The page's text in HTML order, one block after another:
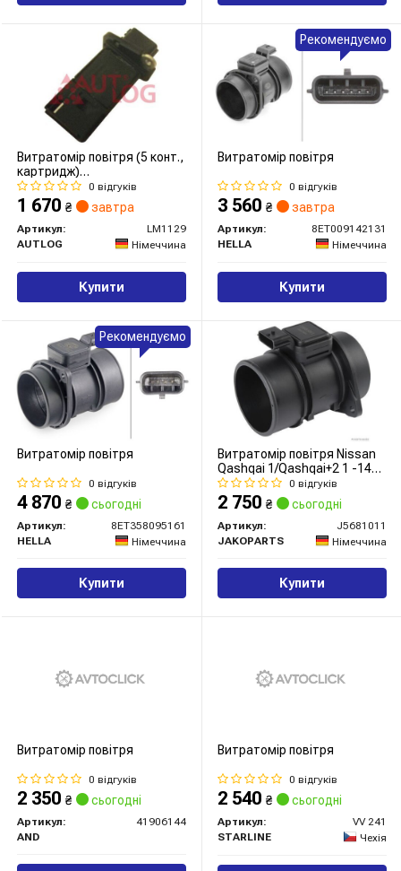
Витратомір повітря (5 конт.,
картридж)
MURANO/NOTE/NAVARA/PATHFINDER
1.2-4.0 01-
0 відгуків
1 670 ₴ завтра
Артикул:
LM1129
AUTLOG
Німеччина
Купити
Витратомір повітря
0 відгуків
3 560 ₴ завтра
Артикул:
8ET009142131
HELLA
Німеччина
Купити
Рекомендуємо
Витратомір повітря
0 відгуків
4 870 ₴ сьогодні
Артикул:
8ET358095161
HELLA
Німеччина
Купити
Рекомендуємо
Витратомір повітря Nissan
Qashqai 1/Qashqai+2 1 -14
(вир-во Jakoparts)
0 відгуків
2 750 ₴ сьогодні
Артикул:
J5681011
JAKOPARTS
Німеччина
Купити
Витратомір повітря
0 відгуків
2 350 ₴ сьогодні
Артикул:
41906144
AND
Витратомір повітря
0 відгуків
2 540 ₴ сьогодні
Артикул:
VV 241
STARLINE
Чехія